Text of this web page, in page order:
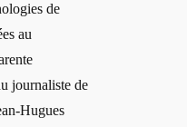
de
au
journaliste de
Hugues